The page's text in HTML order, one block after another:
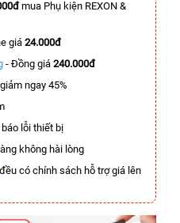
mua Phụ kiện REXON &
giá24.000đ
- Đồng giá 240.000đ
ngay 45%
lỗi thiết bị
không hài lòng
đều có chính sách hỗ trợ giá lên